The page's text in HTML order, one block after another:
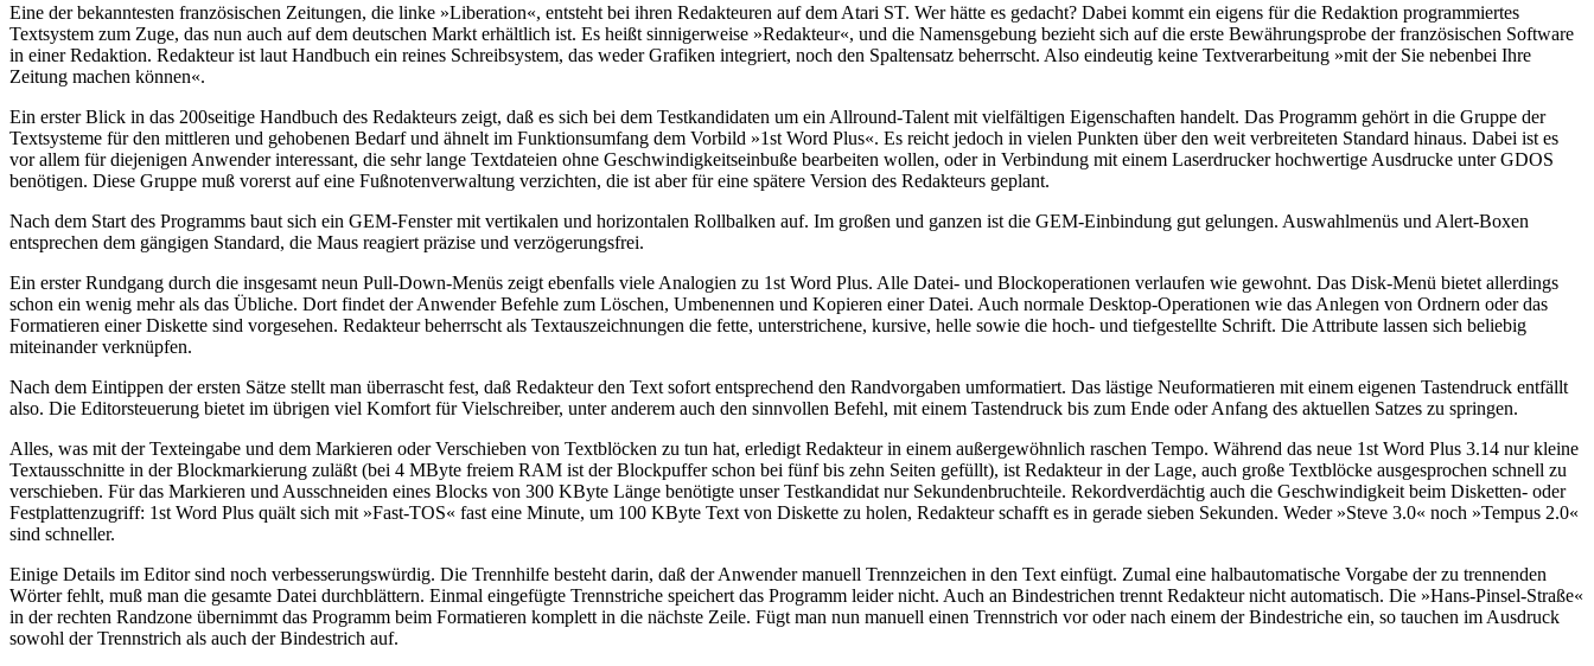
Eine der bekanntesten französischen Zeitungen, die linke »Liberation«, entsteht bei ihren Redakteuren auf dem Atari ST. Wer hätte es gedacht? Dabei kommt ein eigens für die Redaktion programmiertes
Textsystem zum Zuge, das nun auch auf dem deutschen Markt erhältlich ist. Es heißt sinnigerweise »Redakteur«, und die Namensgebung bezieht sich auf die erste Bewährungsprobe der französischen Software
in einer Redaktion. Redakteur ist laut Handbuch ein reines Schreibsystem, das weder Grafiken integriert, noch den Spaltensatz beherrscht. Also eindeutig keine Textverarbeitung »mit der Sie nebenbei Ihre
Zeitung machen können«.
Ein erster Blick in das 200seitige Handbuch des Redakteurs zeigt, daß es sich bei dem Testkandidaten um ein Allround-Talent mit vielfältigen Eigenschaften handelt. Das Programm gehört in die Gruppe der
Textsysteme für den mittleren und gehobenen Bedarf und ähnelt im Funktionsumfang dem Vorbild »1st Word Plus«. Es reicht jedoch in vielen Punkten über den weit verbreiteten Standard hinaus. Dabei ist es
vor allem für diejenigen Anwender interessant, die sehr lange Textdateien ohne Geschwindigkeitseinbuße bearbeiten wollen, oder in Verbindung mit einem Laserdrucker hochwertige Ausdrucke unter GDOS
benötigen. Diese Gruppe muß vorerst auf eine Fußnotenverwaltung verzichten, die ist aber für eine spätere Version des Redakteurs geplant.
Nach dem Start des Programms baut sich ein GEM-Fenster mit vertikalen und horizontalen Rollbalken auf. Im großen und ganzen ist die GEM-Einbindung gut gelungen. Auswahlmenüs und Alert-Boxen
entsprechen dem gängigen Standard, die Maus reagiert präzise und verzögerungsfrei.
Ein erster Rundgang durch die insgesamt neun Pull-Down-Menüs zeigt ebenfalls viele Analogien zu 1st Word Plus. Alle Datei- und Blockoperationen verlaufen wie gewohnt. Das Disk-Menü bietet allerdings
schon ein wenig mehr als das Übliche. Dort findet der Anwender Befehle zum Löschen, Umbenennen und Kopieren einer Datei. Auch normale Desktop-Operationen wie das Anlegen von Ordnern oder das
Formatieren einer Diskette sind vorgesehen. Redakteur beherrscht als Textauszeichnungen die fette, unterstrichene, kursive, helle sowie die hoch- und tiefgestellte Schrift. Die Attribute lassen sich beliebig
miteinander verknüpfen.
Nach dem Eintippen der ersten Sätze stellt man überrascht fest, daß Redakteur den Text sofort entsprechend den Randvorgaben umformatiert. Das lästige Neuformatieren mit einem eigenen Tastendruck entfällt
also. Die Editorsteuerung bietet im übrigen viel Komfort für Vielschreiber, unter anderem auch den sinnvollen Befehl, mit einem Tastendruck bis zum Ende oder Anfang des aktuellen Satzes zu springen.
Alles, was mit der Texteingabe und dem Markieren oder Verschieben von Textblöcken zu tun hat, erledigt Redakteur in einem außergewöhnlich raschen Tempo. Während das neue 1st Word Plus 3.14 nur kleine
Textausschnitte in der Blockmarkierung zuläßt (bei 4 MByte freiem RAM ist der Blockpuffer schon bei fünf bis zehn Seiten gefüllt), ist Redakteur in der Lage, auch große Textblöcke ausgesprochen schnell zu
verschieben. Für das Markieren und Ausschneiden eines Blocks von 300 KByte Länge benötigte unser Testkandidat nur Sekundenbruchteile. Rekordverdächtig auch die Geschwindigkeit beim Disketten- oder
Festplattenzugriff: 1st Word Plus quält sich mit »Fast-TOS« fast eine Minute, um 100 KByte Text von Diskette zu holen, Redakteur schafft es in gerade sieben Sekunden. Weder »Steve 3.0« noch »Tempus 2.0«
sind schneller.
Einige Details im Editor sind noch verbesserungswürdig. Die Trennhilfe besteht darin, daß der Anwender manuell Trennzeichen in den Text einfügt. Zumal eine halbautomatische Vorgabe der zu trennenden
Wörter fehlt, muß man die gesamte Datei durchblättern. Einmal eingefügte Trennstriche speichert das Programm leider nicht. Auch an Bindestrichen trennt Redakteur nicht automatisch. Die »Hans-Pinsel-Straße«
in der rechten Randzone übernimmt das Programm beim Formatieren komplett in die nächste Zeile. Fügt man nun manuell einen Trennstrich vor oder nach einem der Bindestriche ein, so tauchen im Ausdruck
sowohl der Trennstrich als auch der Bindestrich auf.